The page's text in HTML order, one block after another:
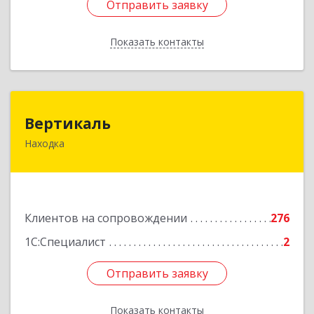
Отправить заявку
Показать контакты
Отправить заявку
Назад
Вертикаль
Находка
Клиентов на сопровождении
276
1С:Специалист
2
Отправить заявку
Показать контакты
Отправить заявку
Назад